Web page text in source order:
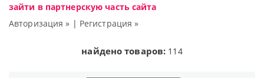
зайти в партнерскую часть сайта
Авторизация » | Регистрация »
найдено товаров: 114